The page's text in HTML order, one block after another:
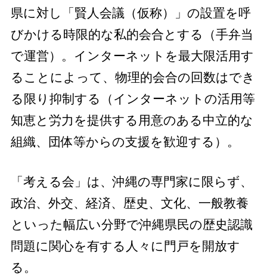
県に対し「賢人会議（仮称）」の設置を呼
びかける時限的な私的会合とする（手弁当
で運営）。インターネットを最大限活用す
ることによって、物理的会合の回数はでき
る限り抑制する（インターネットの活用等
知恵と労力を提供する用意のある中立的な
組織、団体等からの支援を歓迎する）。
「考える会」は、沖縄の専門家に限らず、
政治、外交、経済、歴史、文化、一般教養
といった幅広い分野で沖縄県民の歴史認識
問題に関心を有する人々に門戸を開放す
る。